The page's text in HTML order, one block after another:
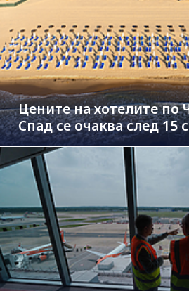
Цените на хотелите по
Спад се очаква след 15